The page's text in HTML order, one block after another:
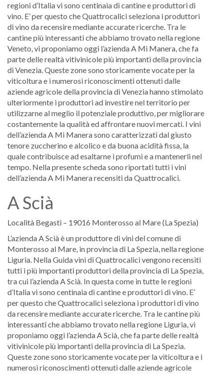
regioni d’Italia vi sono centinaia di cantine e produttori di
vino. E’ per questo che Quattrocalici seleziona i produttori
di vino da recensire mediante accurate ricerche. Tra le
cantine più interessanti che abbiamo trovato nella regione
Veneto, vi proponiamo oggi l’azienda A Mi Manera, che fa
parte delle realtà vitivinicole più importanti della provincia
di Venezia. Queste zone sono storicamente vocate per la
viticoltura e i numerosi riconoscimenti ottenuti dalle
aziende agricole della provincia di Venezia hanno stimolato
ulteriormente i produttori ad investire nel territorio per
utilizzarne al meglio il potenziale produttivo, per migliorare
costantemente la qualità ed affrontare nuovi mercati. I vini
dell’azienda A Mi Manera sono caratterizzati dal giusto
tenore zuccherino e alcolico e da buona acidità fissa, la
quale contribuisce ad esaltarne i profumi e a mantenerli nel
tempo. Nella presente scheda sono riportati tutti i vini
dell’azienda A Mi Manera recensiti da Quattrocalici.
A Scià
Località Begasti – 19016 Monterosso al Mare (La Spezia)
L’azienda A Scià è un produttore di vini del comune di
Monterosso al Mare, in provincia di La Spezia, nella regione
Liguria. Nella Guida vini di Quattrocalici vengono recensiti
tutti i più importanti produttori della provincia di La Spezia,
tra cui l’azienda A Scià. In questa come in tutte le regioni
d’Italia vi sono centinaia di cantine e produttori di vino. E’
per questo che Quattrocalici seleziona i produttori di vino
da recensire mediante accurate ricerche. Tra le cantine più
interessanti che abbiamo trovato nella regione Liguria, vi
proponiamo oggi l’azienda A Scià, che fa parte delle realtà
vitivinicole più importanti della provincia di La Spezia.
Queste zone sono storicamente vocate per la viticoltura e i
numerosi riconoscimenti ottenuti dalle aziende agricole